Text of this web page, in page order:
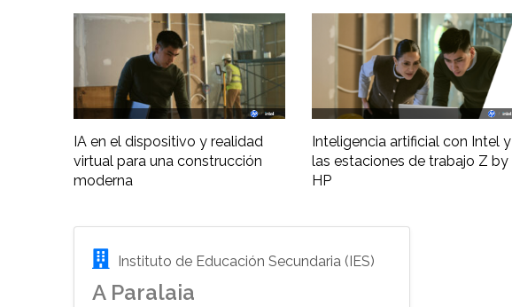
IA en el dispositivo y realidad
virtual para una construcción
moderna
Inteligencia artificial con Intel y
las estaciones de trabajo Z by
HP
Instituto de Educación Secundaria (IES)
A Paralaia